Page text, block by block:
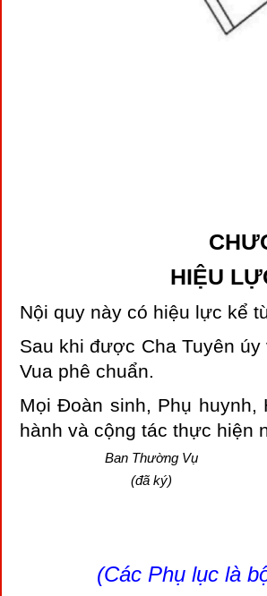
HIỆU
Nội quy này có hiệu lực kể
Sau khi được Cha Tuyên
Vua phê chuẩn.
Mọi Đoàn sinh, Phụ
hành và cộng tác thực hiện
Ban Thường Vụ
(đã ký)
(Các Phụ lục là